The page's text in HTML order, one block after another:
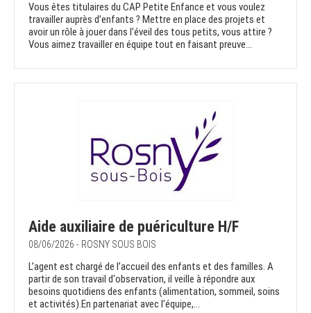
Vous êtes titulaires du CAP Petite Enfance et vous voulez
travailler auprès d’enfants ? Mettre en place des projets et
avoir un rôle à jouer dans l’éveil des tous petits, vous attire ?
Vous aimez travailler en équipe tout en faisant preuve...
Aide auxiliaire de puériculture H/F
08/06/2026 - ROSNY SOUS BOIS
L’agent est chargé de l’accueil des enfants et des familles. A
partir de son travail d'observation, il veille à répondre aux
besoins quotidiens des enfants (alimentation, sommeil, soins
et activités).En partenariat avec l’équipe,...